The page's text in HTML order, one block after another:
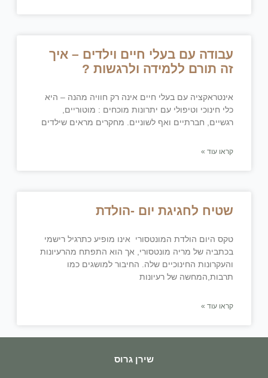
עבודה עם בעלי חיים וילדים – איך
זה תורם ללמידה ולרגשות ?
אינטראקציה עם בעלי חיים אינה רק חוויה מהנה – היא
כלי חינוכי וטיפולי עם יתרונות מוכחים : מוטוריים,
רגשיים, חברתיים ואף לשוניים. מחקרים מראים שילדים
קראו עוד »
שטיח לחגיגת יום -הולדת
טקס היום הולדת המונטסורי אינו מופיע כתרגיל רישמי
בכתביה של מריה מונטסורי, אך הוא התפתח מהרעיונות
והעקרונות החינוכיים שלה. החיבור למושגים כמו
תרבות,המחשה של רעיונות
קראו עוד »
שירן גרוס